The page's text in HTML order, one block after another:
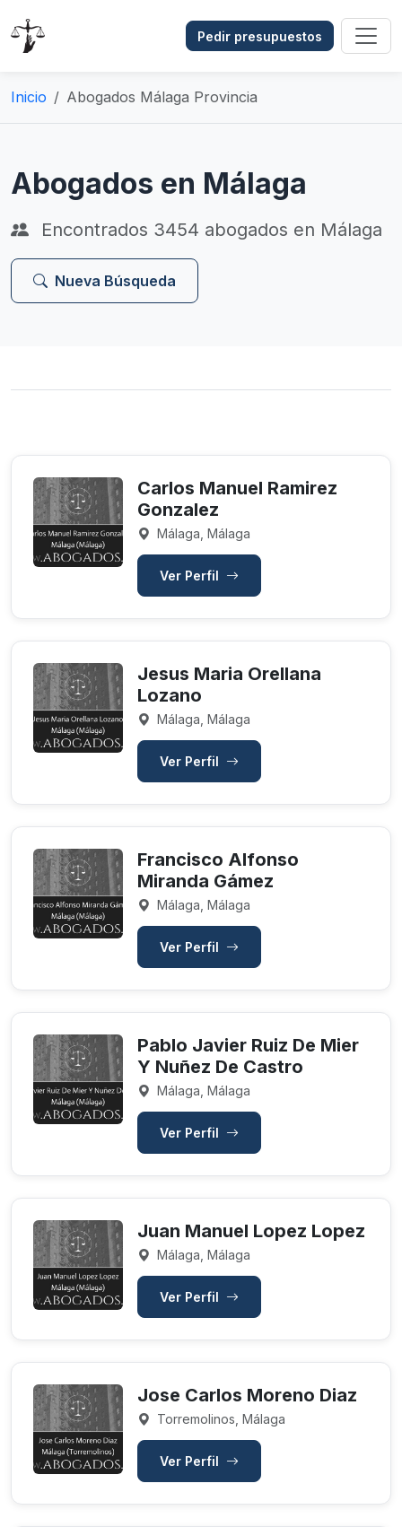
Pedir presupuestos
Inicio Abogados Málaga Provincia
Abogados en Málaga
Encontrados 3454 abogados en Málaga
Nueva Búsqueda
Carlos Manuel Ramirez
Gonzalez
Málaga, Málaga
Ver Perfil
Jesus Maria Orellana
Lozano
Málaga, Málaga
Ver Perfil
Francisco Alfonso
Miranda Gámez
Málaga, Málaga
Ver Perfil
Pablo Javier Ruiz De Mier
Y Nuñez De Castro
Málaga, Málaga
Ver Perfil
Juan Manuel Lopez Lopez
Málaga, Málaga
Ver Perfil
Jose Carlos Moreno Diaz
Torremolinos, Málaga
Ver Perfil